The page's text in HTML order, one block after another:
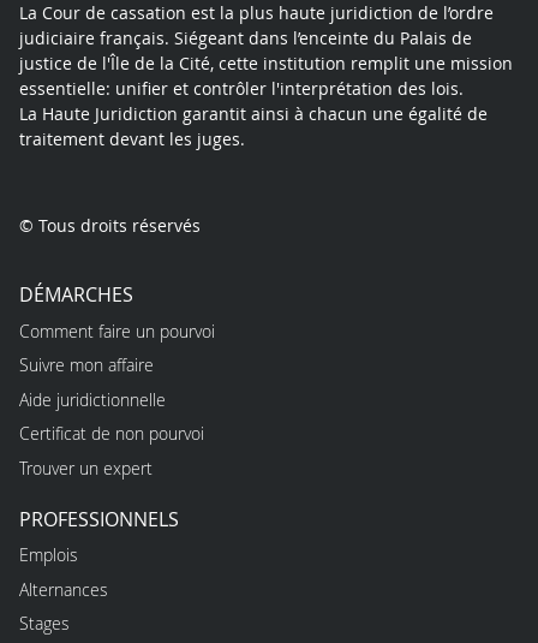
La Cour de cassation est la plus haute juridiction de l’ordre
judiciaire français. Siégeant dans l’enceinte du Palais de
justice de l'Île de la Cité, cette institution remplit une mission
essentielle: unifier et contrôler l'interprétation des lois.
La Haute Juridiction garantit ainsi à chacun une égalité de
traitement devant les juges.
© Tous droits réservés
DÉMARCHES
Comment faire un pourvoi
Suivre mon affaire
Aide juridictionnelle
Certificat de non pourvoi
Trouver un expert
PROFESSIONNELS
Emplois
Alternances
Stages